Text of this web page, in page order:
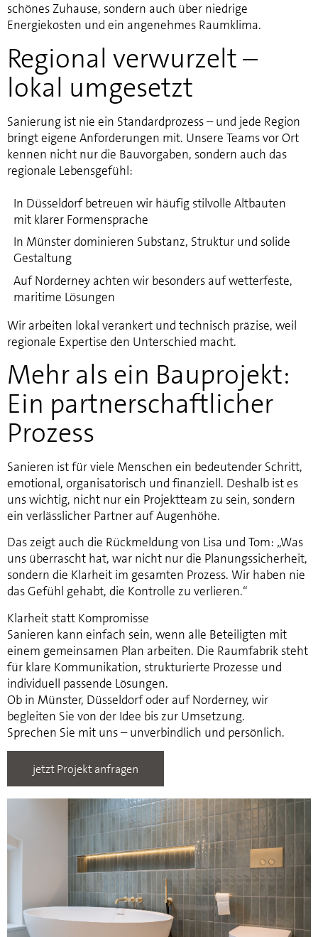
schönes Zuhause, sondern auch über niedrige
Energiekosten und ein angenehmes Raumklima.
Regional verwurzelt –
lokal umgesetzt
Sanierung ist nie ein Standardprozess – und jede Region
bringt eigene Anforderungen mit. Unsere Teams vor Ort
kennen nicht nur die Bauvorgaben, sondern auch das
regionale Lebensgefühl:
In Düsseldorf betreuen wir häufig stilvolle Altbauten
mit klarer Formensprache
In Münster dominieren Substanz, Struktur und solide
Gestaltung
Auf Norderney achten wir besonders auf wetterfeste,
maritime Lösungen
Wir arbeiten lokal verankert und technisch präzise, weil
regionale Expertise den Unterschied macht.
Mehr als ein Bauprojekt:
Ein partnerschaftlicher
Prozess
Sanieren ist für viele Menschen ein bedeutender Schritt,
emotional, organisatorisch und finanziell. Deshalb ist es
uns wichtig, nicht nur ein Projektteam zu sein, sondern
ein verlässlicher Partner auf Augenhöhe.
Das zeigt auch die Rückmeldung von Lisa und Tom: „Was
uns überrascht hat, war nicht nur die Planungssicherheit,
sondern die Klarheit im gesamten Prozess. Wir haben nie
das Gefühl gehabt, die Kontrolle zu verlieren.“
Klarheit statt Kompromisse
Sanieren kann einfach sein, wenn alle Beteiligten mit
einem gemeinsamen Plan arbeiten. Die Raumfabrik steht
für klare Kommunikation, strukturierte Prozesse und
individuell passende Lösungen.
Ob in Münster, Düsseldorf oder auf Norderney, wir
begleiten Sie von der Idee bis zur Umsetzung.
Sprechen Sie mit uns – unverbindlich und persönlich.
jetzt Projekt anfragen